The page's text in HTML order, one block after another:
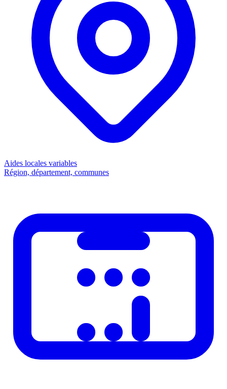
Aides locales variables
Région, département, communes